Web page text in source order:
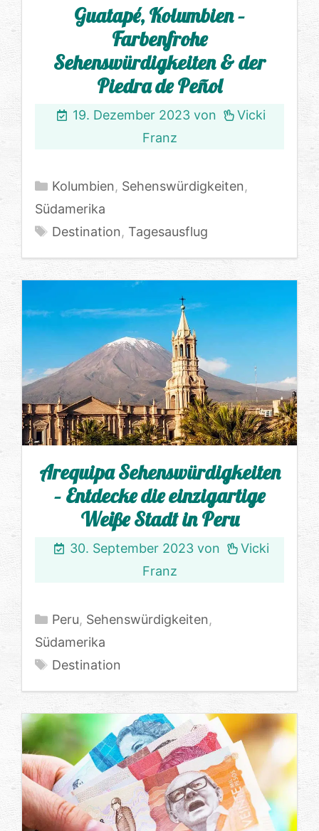
Guatapé, Kolumbien –
Farbenfrohe
Sehenswürdigkeiten & der
Piedra de Peñol
19. Dezember 2023 von
Vicki
Franz
Kategorien
Kolumbien, Sehenswürdigkeiten,
Südamerika
Schlagwörter
Destination, Tagesausflug
Arequipa Sehenswürdigkeiten
– Entdecke die einzigartige
Weiße Stadt in Peru
30. September 2023 von
Vicki
Franz
Kategorien
Peru, Sehenswürdigkeiten,
Südamerika
Schlagwörter
Destination